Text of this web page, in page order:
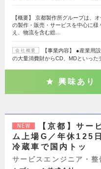
【概要】 京都製作所グループは、
の製作・販売・サービスを中心に様
え、物流を含む総…
会社概要
【事業内容】 ●産業用
の大量消費財からCD、MDといっ
興味あり
NEW
【京都】サー
ム上場G／年休125
冷蔵車で国内トッ
サービスエンジニア・整